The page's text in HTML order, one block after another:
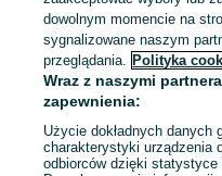
dowolnym momencie na
sygnalizowane naszym
przeglądania. Polityka
Wraz z naszymi
zapewnienia:
Użycie dokładnych danych
charakterystyki urządzenia
odbiorców dzięki statystyce